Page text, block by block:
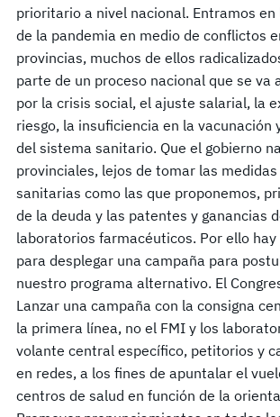
prioritario a nivel nacional. Entramos en
de la pandemia en medio de conflictos
provincias, muchos de ellos
parte de un proceso nacional que se va
por la crisis social, el ajuste salarial, la
riesgo, la insuficiencia en la vacunación
del sistema sanitario. Que el gobierno
provinciales, lejos de tomar las
sanitarias como las que proponemos,
de la deuda y las patentes y ganancias
laboratorios farmacéuticos. Por ello
para desplegar una campaña para
nuestro programa alternativo. El
Lanzar una campaña con la consigna
la primera línea, no el FMI y los
volante central específico, petitorios y
en redes, a los fines de apuntalar el
centros de salud en función de la